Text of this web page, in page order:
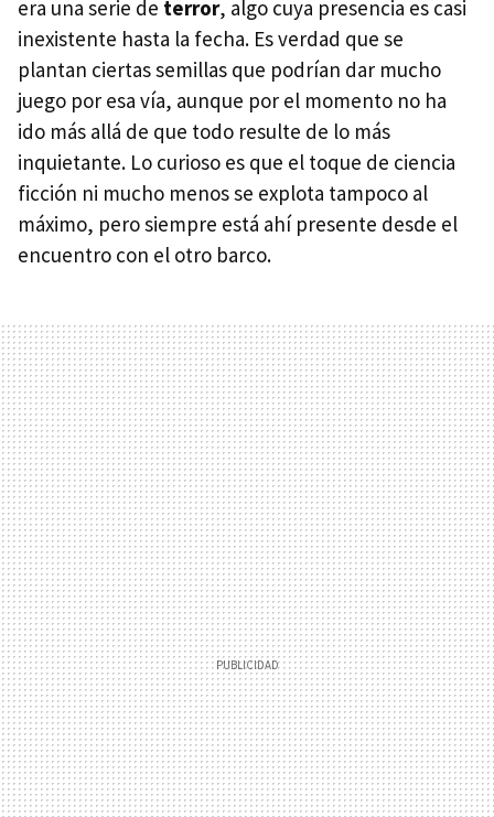
era una serie de terror, algo cuya presencia es casi
inexistente hasta la fecha. Es verdad que se
plantan ciertas semillas que podrían dar mucho
juego por esa vía, aunque por el momento no ha
ido más allá de que todo resulte de lo más
inquietante. Lo curioso es que el toque de ciencia
ficción ni mucho menos se explota tampoco al
máximo, pero siempre está ahí presente desde el
encuentro con el otro barco.